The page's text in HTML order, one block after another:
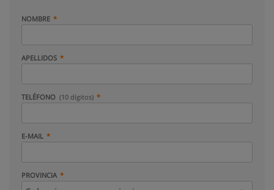
NOMBRE
APELLIDOS
TELÉFONO (10 dígitos)
E-MAIL
PROVINCIA